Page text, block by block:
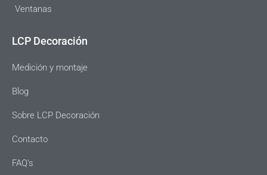
Ventanas
LCP Decoración
Medición y montaje
Blog
Sobre LCP Decoración
Contacto
FAQ's